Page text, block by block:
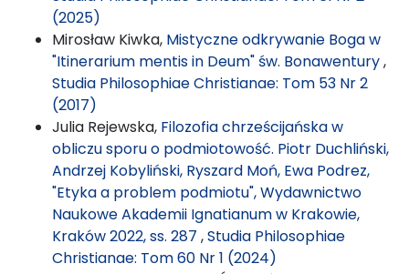
(2025)
Mirosław Kiwka, Mistyczne odkrywanie Boga w
"Itinerarium mentis in Deum" św. Bonawentury,
Studia Philosophiae Christianae: Tom 53 Nr 2
(2017)
Julia Rejewska, Filozofia chrześcijańska w
obliczu sporu o podmiotowość. Piotr Duchliński,
Andrzej Kobyliński, Ryszard Moń, Ewa Podrez,
"Etyka a problem podmiotu", Wydawnictwo
Naukowe Akademii Ignatianum w Krakowie,
Kraków 2022, ss. 287 ,Studia Philosophiae
Christianae: Tom 60 Nr 1 (2024)